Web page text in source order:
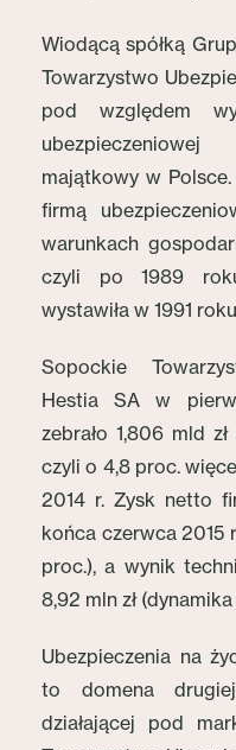
Wiodącą spółką
Towarzystwo
pod względem
majątkowy w
firmą
warunkach
czyli po 1989
wystawiła w 1991
Sopockie
Hestia SA w
zebrało 1,806 mld
czyli o 4,8 proc.
2014 r. Zysk netto
końca czerwca 2015
proc.), a wynik
8,92 mln zł
Ubezpieczenia na
to domena drugiej
działającej pod